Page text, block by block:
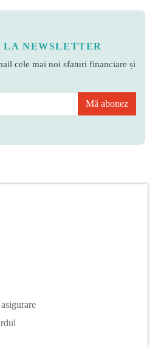
NEWSLETTER
cele mai noi sfaturi financiare și
Mă abonez